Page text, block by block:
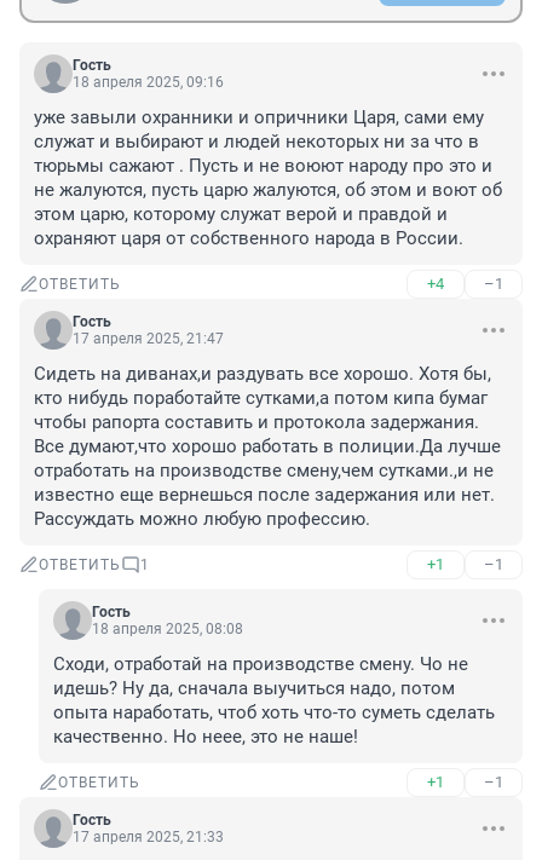
Гость
18 апреля 2025, 09:16
уже завыли охранники и опричники Царя, сами ему
служат и выбирают и людей некоторых ни за что в
тюрьмы сажают . Пусть и не воюют народу про это и
не жалуются, пусть царю жалуются, об этом и воют об
этом царю, которому служат верой и правдой и
охраняют царя от собственного народа в России.
ОТВЕТИТЬ +4 –1
Гость
17 апреля 2025, 21:47
Сидеть на диванах,и раздувать все хорошо. Хотя бы,
кто нибудь поработайте сутками,а потом кипа бумаг
чтобы рапорта составить и протокола задержания.
Все думают,что хорошо работать в полиции.Да лучше
отработать на производстве смену,чем сутками.,и не
известно еще вернешься после задержания или нет.
Рассуждать можно любую профессию.
ОТВЕТИТЬ 1 +1 –1
Гость
18 апреля 2025, 08:08
Сходи, отработай на производстве смену. Чо не
идешь? Ну да, сначала выучиться надо, потом
опыта наработать, чтоб хоть что-то суметь сделать
качественно. Но неее, это не наше!
ОТВЕТИТЬ +1 –1
Гость
17 апреля 2025, 21:33